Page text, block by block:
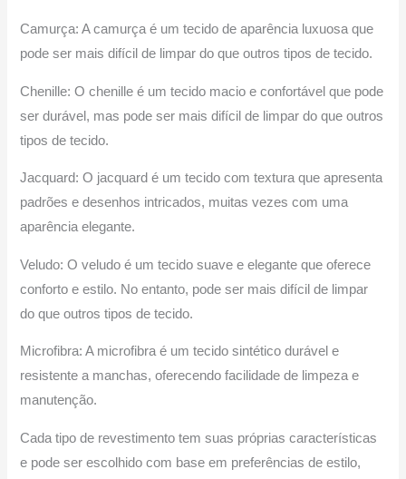
Camurça: A camurça é um tecido de aparência luxuosa que
pode ser mais difícil de limpar do que outros tipos de tecido.
Chenille: O chenille é um tecido macio e confortável que pode
ser durável, mas pode ser mais difícil de limpar do que outros
tipos de tecido.
Jacquard: O jacquard é um tecido com textura que apresenta
padrões e desenhos intricados, muitas vezes com uma
aparência elegante.
Veludo: O veludo é um tecido suave e elegante que oferece
conforto e estilo. No entanto, pode ser mais difícil de limpar
do que outros tipos de tecido.
Microfibra: A microfibra é um tecido sintético durável e
resistente a manchas, oferecendo facilidade de limpeza e
manutenção.
Cada tipo de revestimento tem suas próprias características
e pode ser escolhido com base em preferências de estilo,